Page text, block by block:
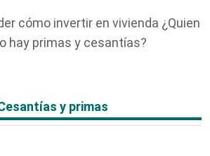
cómo invertir en vivienda ¿Quien
hay primas y cesantías?
y primas